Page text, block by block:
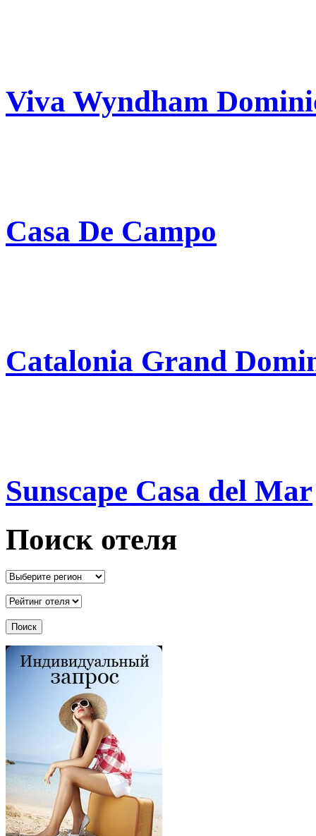
Viva Wyndham
Casa De Campo
Catalonia Grand
Sunscape Casa del Mar
Поиск отеля
Поиск